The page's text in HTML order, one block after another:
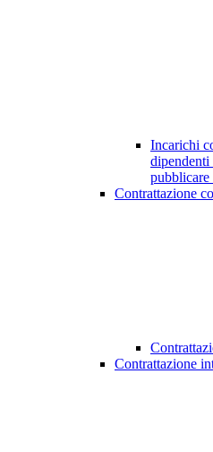
Incarichi
Contrattazione
Contrattazione